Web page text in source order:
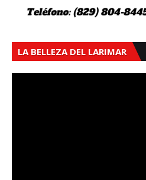
LA BELLEZA DEL LARIMAR